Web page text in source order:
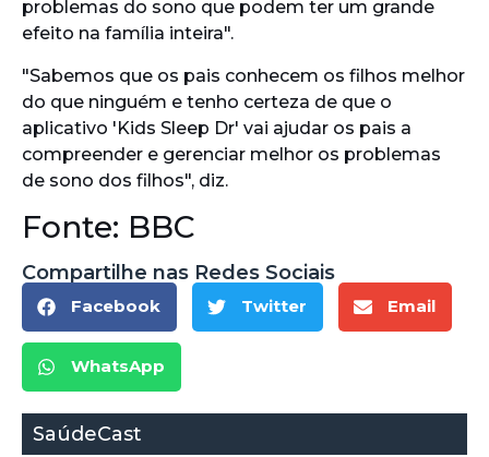
problemas do sono que podem ter um grande
efeito na família inteira".
"Sabemos que os pais conhecem os filhos melhor
do que ninguém e tenho certeza de que o
aplicativo 'Kids Sleep Dr' vai ajudar os pais a
compreender e gerenciar melhor os problemas
de sono dos filhos", diz.
Fonte: BBC
Compartilhe nas Redes Sociais
Facebook Twitter Email
WhatsApp
SaúdeCast